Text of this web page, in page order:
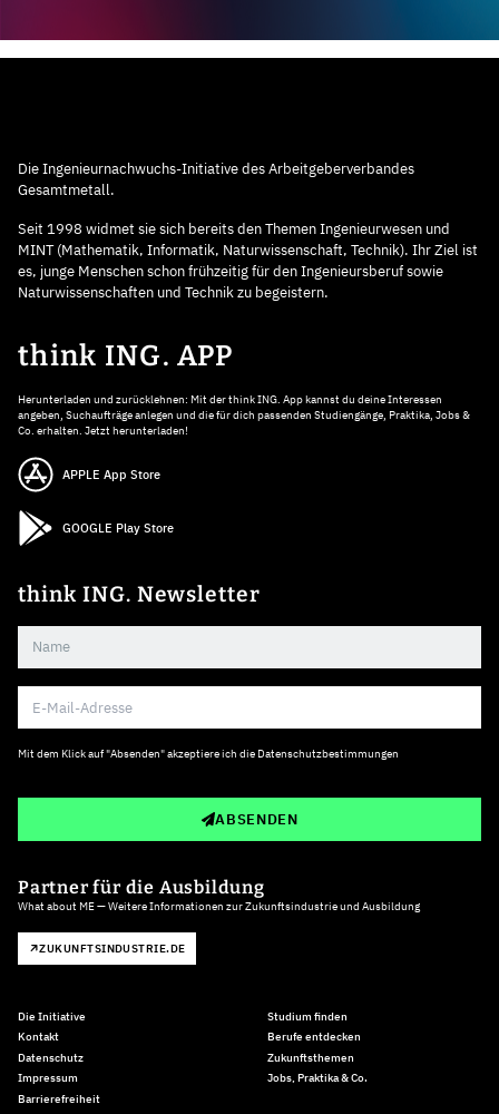
Die Ingenieurnachwuchs-Initiative des Arbeitgeberverbandes
Gesamtmetall.
Seit 1998 widmet sie sich bereits den Themen Ingenieurwesen und
MINT (Mathematik, Informatik, Naturwissenschaft, Technik). Ihr Ziel ist
es, junge Menschen schon frühzeitig für den Ingenieursberuf sowie
Naturwissenschaften und Technik zu begeistern.
think ING. APP
Herunterladen und zurücklehnen: Mit der think ING. App kannst du deine Interessen
angeben, Suchaufträge anlegen und die für dich passenden Studiengänge, Praktika, Jobs &
Co. erhalten. Jetzt herunterladen!
APPLE App Store
GOOGLE Play Store
think ING. Newsletter
Mit dem Klick auf "Absenden" akzeptiere ich die Datenschutzbestimmungen
ABSENDEN
Partner für die Ausbildung
What about ME — Weitere Informationen zur Zukunftsindustrie und Ausbildung
ZUKUNFTSINDUSTRIE.DE
Die Initiative
Kontakt
Datenschutz
Impressum
Barrierefreiheit
Studium finden
Berufe entdecken
Zukunftsthemen
Jobs, Praktika & Co.